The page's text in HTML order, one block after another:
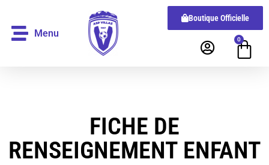
Menu
Boutique Officielle
0
FICHE DE
RENSEIGNEMENT ENFANT